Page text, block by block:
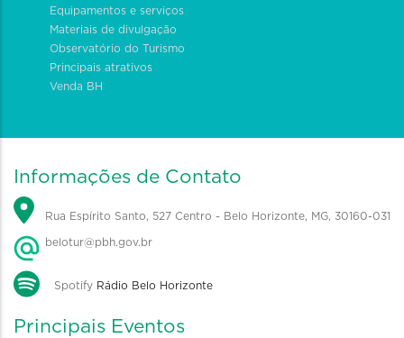
Equipamentos e serviços
Materiais de divulgação
Observatório do Turismo
Principais atrativos
Venda BH
Informações de Contato
Rua Espírito Santo, 527 Centro - Belo Horizonte, MG, 30160-031
belotur@pbh.gov.br
Spotify Rádio Belo Horizonte
Principais Eventos